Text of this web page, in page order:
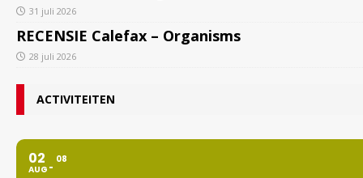
31 juli 2026
RECENSIE Calefax – Organisms
28 juli 2026
ACTIVITEITEN
02
AUG
08